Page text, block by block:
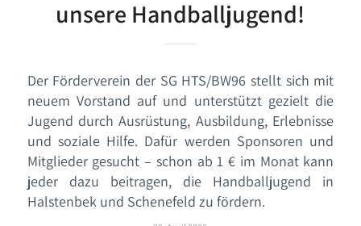
unsere Handballjugend!
Der Förderverein der SG HTS/BW96 stellt sich mit
neuem Vorstand auf und unterstützt gezielt die
Jugend durch Ausrüstung, Ausbildung, Erlebnisse
und soziale Hilfe. Dafür werden Sponsoren und
Mitglieder gesucht – schon ab 1 € im Monat kann
jeder dazu beitragen, die Handballjugend in
Halstenbek und Schenefeld zu fördern.